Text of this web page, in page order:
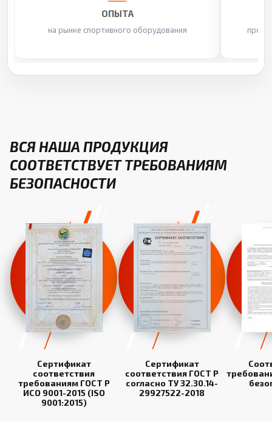
ОПЫТА
на рынке спортивного оборудования
ВСЯ НАША ПРОДУКЦИЯ
СООТВЕТСТВУЕТ ТРЕБОВАНИЯМ
БЕЗОПАСНОСТИ
Сертификат
соответствия
требованиям ГОСТ Р
ИСО 9001-2015 (ISO
9001:2015)
Сертификат
соответствия ГОСТ Р
согласно ТУ 32.30.14-
29927522-2018